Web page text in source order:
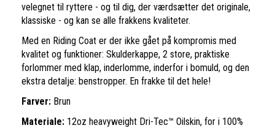
velegnet til ryttere - og til dig, der værdsætter det originale,
klassiske - og kan se alle frakkens kvaliteter.
Med en Riding Coat er der ikke gået på kompromis med
kvalitet og funktioner: Skulderkappe, 2 store, praktiske
forlommer med klap, inderlomme, inderfor i bomuld, og den
ekstra detalje: benstropper. En frakke til det hele!
Farver: Brun
Materiale: 12oz heavyweight Dri-Tec™ Oilskin, for i 100%